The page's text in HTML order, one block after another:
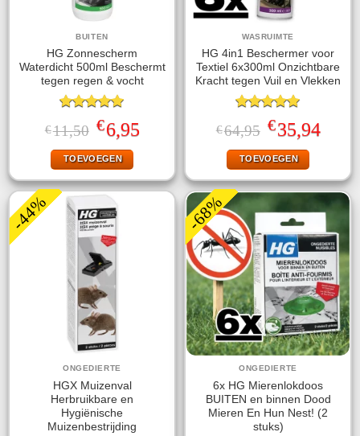
BUITEN
HG Zonnescherm
Waterdicht 500ml Beschermt
tegen regen & vocht
Gewaardeerd
5.00uit 5
€11,50 Oorspronkelijke
prijs
was:
€11,50.
€6,95Huidige
prijs
TOEVOEGEN
WASRUIMTE
HG 4in1 Beschermer voor
Textiel 6x300ml Onzichtbare
Kracht tegen Vuil en Vlekken
Gewaardeerd
5.00uit 5
€64,95 Oorspronkelijke
prijs
was:
€64,95.
€35,94Huidige
prijs
TOEVOEGEN
-44%
ONGEDIERTE
HGX Muizenval
Herbruikbare en
Hygiënische
Muizenbestrijding
-68%
ONGEDIERTE
6x HG Mierenlokdoos
BUITEN en binnen Dood
Mieren En Hun Nest! (2
stuks)